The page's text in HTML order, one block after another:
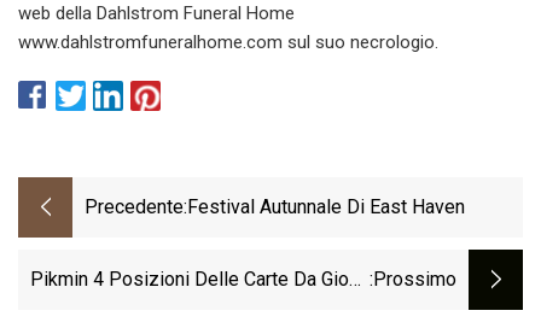
web della Dahlstrom Funeral Home
www.dahlstromfuneralhome.com sul suo necrologio.
Precedente: Festival Autunnale Di East Haven
Pikmin 4 Posizioni Delle Carte Da Gioco :Prossimo